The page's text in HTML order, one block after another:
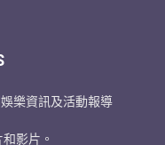
樂資訊及活動報導
影片。